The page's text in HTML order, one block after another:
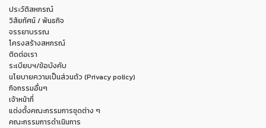
ประวัติสหกรณ์
วิสัยทัศน์ / พันธกิจ
จรรยาบรรณ
โครงสร้างสหกรณ์
ติดต่อเรา
ระเบียบฯ/ข้อบังคับ
นโยบายความเป็นส่วนตัว (Privacy policy)
กิจกรรมอื่นๆ
เจ้าหน้าที่
แต่งตั้งคณะกรรมการชุดต่าง ๆ
คณะกรรมการดำเนินการ